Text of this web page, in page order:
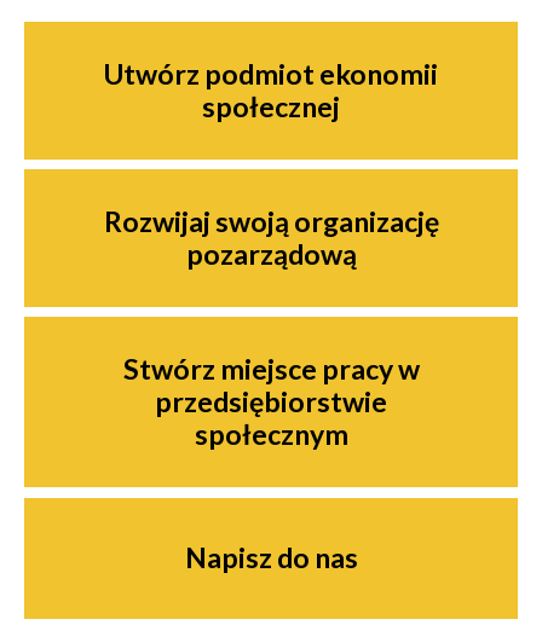
Utwórz podmiot ekonomii
społecznej
Rozwijaj swoją organizację
pozarządową
Stwórz miejsce pracy w
przedsiębiorstwie
społecznym
Napisz do nas